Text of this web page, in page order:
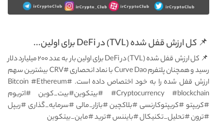
‌ 📌 کل ارزش قفل شده (TVL) در DeFi برای اولین...
‌ 📌 کل ارزش قفل شده (TVL) در DeFi برای اولین بار به عدد ۲۰۰ میلیارد دلار
رسید و همچنان پلتفرم Curve Dao با نماد انحصاری #CRV بیشترین سهم
ارزش قفل شده را به خود اختصاص داده است. #Bitcoin #Ethereum
#Cryptocurrency #blockchain #بیتکوین#بیت_کوین #اتریوم
#کریپتو #کریپتوکارنسی #بلاکچین #بازار_مالی #سرمایه_گذاری #ریپل
#ترون #تحلیل_تکنیکال #بایننس #ترید #ماین_بیتکوین